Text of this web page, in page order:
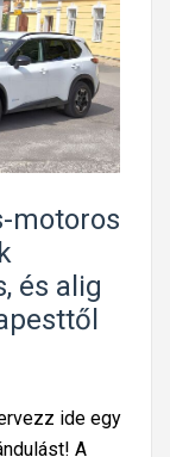
motoros
és alig
ide egy
A